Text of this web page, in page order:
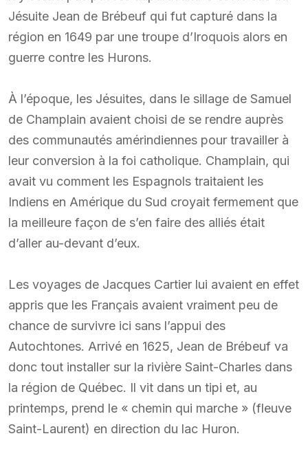
Jésuite Jean de Brébeuf qui fut capturé dans la
région en 1649 par une troupe d’Iroquois alors en
guerre contre les Hurons.
À l’époque, les Jésuites, dans le sillage de Samuel
de Champlain avaient choisi de se rendre auprès
des communautés amérindiennes pour travailler à
leur conversion à la foi catholique. Champlain, qui
avait vu comment les Espagnols traitaient les
Indiens en Amérique du Sud croyait fermement que
la meilleure façon de s’en faire des alliés était
d’aller au-devant d’eux.
Les voyages de Jacques Cartier lui avaient en effet
appris que les Français avaient vraiment peu de
chance de survivre ici sans l’appui des
Autochtones. Arrivé en 1625, Jean de Brébeuf va
donc tout installer sur la rivière Saint-Charles dans
la région de Québec. Il vit dans un tipi et, au
printemps, prend le « chemin qui marche » (fleuve
Saint-Laurent) en direction du lac Huron.